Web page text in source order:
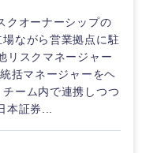
クオーナーシップの
ながら営業拠点に駐
リスクマネージャー
括マネージャーをヘ
ーム内で連携しつつ
本証券...